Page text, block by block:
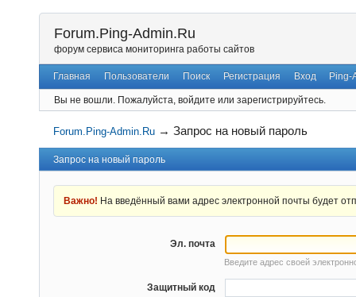
Forum.Ping-Admin.Ru
форум сервиса мониторинга работы сайтов
Главная Пользователи Поиск Регистрация Вход Ping-
Вы не вошли. Пожалуйста, войдите или зарегистрируйтесь.
Forum.Ping-Admin.Ru →Запрос на новый пароль
Запрос на новый пароль
Важно! На введённый вами адрес электронной почты будет
Эл. почта
Введите адрес своей
Защитный код